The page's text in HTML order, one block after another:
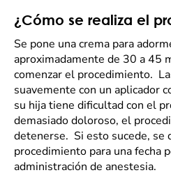
¿Cómo se realiza el
Se pone una crema para
aproximadamente de 30 a 45
comenzar el procedimiento.
suavemente con un aplicador
su hija tiene dificultad con el
demasiado doloroso, el
detenerse. Si esto sucede, se
procedimiento para una fecha
administración de anestesia.